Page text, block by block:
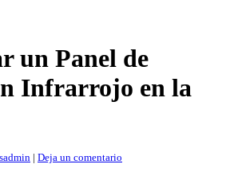
un Panel de
Infrarrojo en la
| Deja un comentario